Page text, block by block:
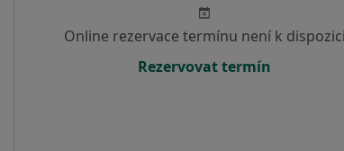
Online rezervace termínu není k dispozici
Rezervovat termín